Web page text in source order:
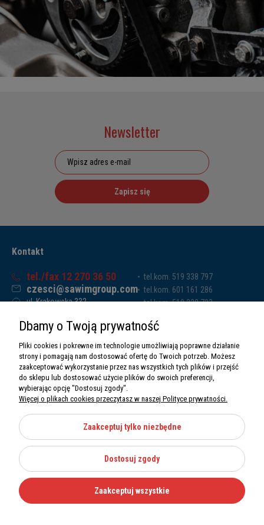
Newsletter
Zapisz się
Kontakt
tel./fax 12 270 36 50
czesci@sawimgroup.com
ul. Krakowska 332,
Sawim Group Mariusz Zdyb sp. k.
NIP: 5130284470
REGON: 5246591010
tel.kom. 519 338 797
tel.kom. 601 161 286
tel.kom. 519 338 793
O nas
Informacje
Moje konto
Kategorie
Dbamy o Twoją prywatność
Pliki cookies i pokrewne im technologie umożliwiają poprawne działanie
strony i pomagają nam dostosować ofertę do Twoich potrzeb. Możesz
zaakceptować wykorzystanie przez nas wszystkich tych plików i przejść
do sklepu lub dostosować użycie plików do swoich preferencji,
wybierając opcję "Dostosuj zgody".
Więcej o plikach cookies przeczytasz w naszej Polityce prywatności.
Zaakceptuj tylko niezbędne
Dostosuj zgody
Zaakceptuj wszystkie